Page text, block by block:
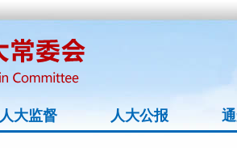
人大监督 人大公报